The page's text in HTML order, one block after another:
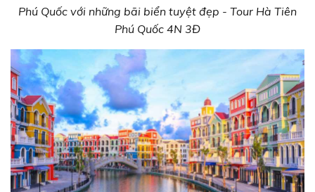
Phú Quốc với những bãi biển tuyệt đẹp - Tour Hà Tiên
Phú Quốc 4N 3Đ